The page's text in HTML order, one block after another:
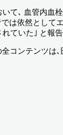
て､ 血管内
は依然とし
ていた｣ と報
全コンテンツは､